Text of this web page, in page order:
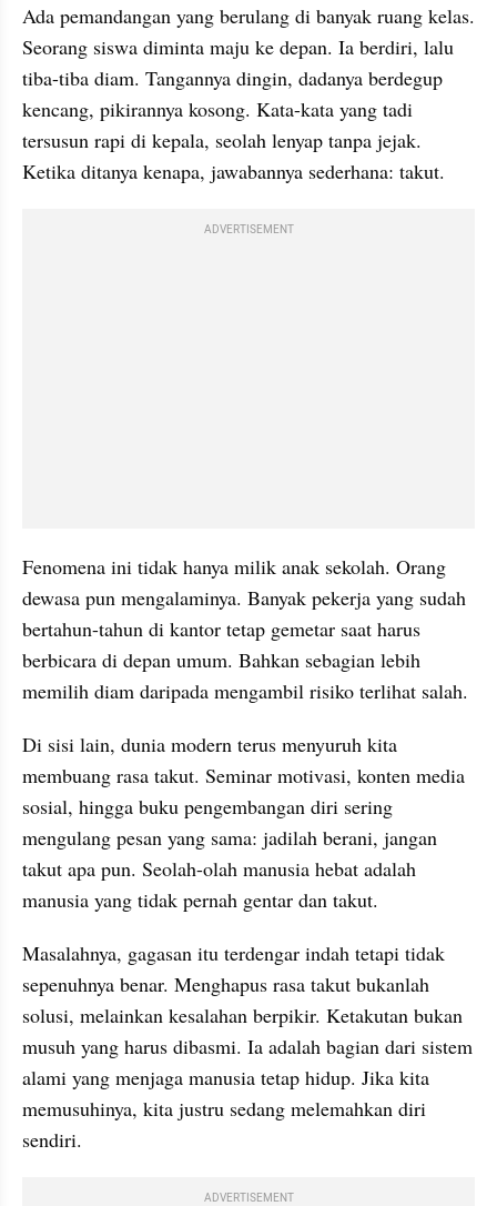
Ada pemandangan yang berulang di banyak ruang kelas.
Seorang siswa diminta maju ke depan. Ia berdiri, lalu
tiba-tiba diam. Tangannya dingin, dadanya berdegup
kencang, pikirannya kosong. Kata-kata yang tadi
tersusun rapi di kepala, seolah lenyap tanpa jejak.
Ketika ditanya kenapa, jawabannya sederhana: takut.
ADVERTISEMENT
Fenomena ini tidak hanya milik anak sekolah. Orang
dewasa pun mengalaminya. Banyak pekerja yang sudah
bertahun-tahun di kantor tetap gemetar saat harus
berbicara di depan umum. Bahkan sebagian lebih
memilih diam daripada mengambil risiko terlihat salah.
Di sisi lain, dunia modern terus menyuruh kita
membuang rasa takut. Seminar motivasi, konten media
sosial, hingga buku pengembangan diri sering
mengulang pesan yang sama: jadilah berani, jangan
takut apa pun. Seolah-olah manusia hebat adalah
manusia yang tidak pernah gentar dan takut.
Masalahnya, gagasan itu terdengar indah tetapi tidak
sepenuhnya benar. Menghapus rasa takut bukanlah
solusi, melainkan kesalahan berpikir. Ketakutan bukan
musuh yang harus dibasmi. Ia adalah bagian dari sistem
alami yang menjaga manusia tetap hidup. Jika kita
memusuhinya, kita justru sedang melemahkan diri
sendiri.
ADVERTISEMENT